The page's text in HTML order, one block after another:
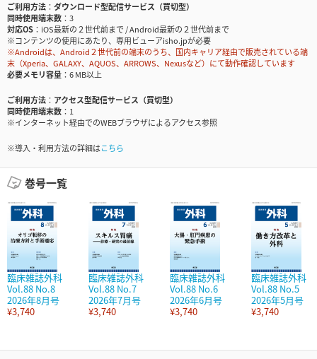
ご利用方法
ダウンロード型配信サービス（買切型）
同時使用端末数
3
対応OS
iOS最新の２世代前まで / Android最新の２世代前まで
※コンテンツの使用にあたり、専用ビューアisho.jpが必要
※Androidは、Android２世代前の端末のうち、国内キャリア経由で販売されている端
末（Xperia、GALAXY、AQUOS、ARROWS、Nexusなど）にて動作確認しています
必要メモリ容量
6 MB以上
ご利用方法
アクセス型配信サービス（買切型）
同時使用端末数
1
※インターネット経由でのWEBブラウザによるアクセス参照
※導入・利用方法の詳細はこちら
巻号一覧
臨床雑誌外科
Vol.88 No.8
2026年8月号
¥3,740
臨床雑誌外科
Vol.88 No.7
2026年7月号
¥3,740
臨床雑誌外科
Vol.88 No.6
2026年6月号
¥3,740
臨床雑誌外科
Vol.88 No.5
2026年5月号
¥3,740